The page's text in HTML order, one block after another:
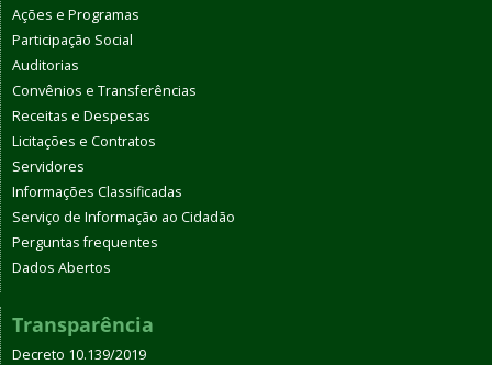
Ações e Programas
Participação Social
Auditorias
Convênios e Transferências
Receitas e Despesas
Licitações e Contratos
Servidores
Informações Classificadas
Serviço de Informação ao Cidadão
Perguntas frequentes
Dados Abertos
Transparência
Decreto 10.139/2019